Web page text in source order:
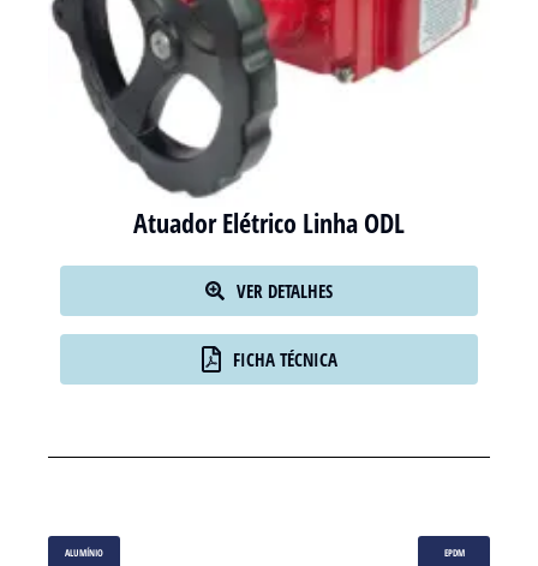
Atuador Elétrico Linha ODL
VER DETALHES
FICHA TÉCNICA
ALUMÍNIO EPDM